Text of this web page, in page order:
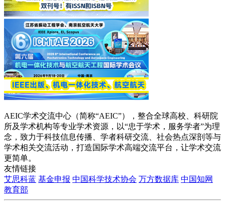
AEIC学术交流中心（简称“AEIC”），整合全球高校、科研院
所及学术机构等专业学术资源，以“忠于学术，服务学者”为理
念，致力于科技信息传播、学者科研交流、社会热点深剖等与
学术相关交流活动，打造国际学术高端交流平台，让学术交流
更简单。
友情链接
艾思科蓝 基金申报 中国科学技术协会 万方数据库 中国知网
教育部